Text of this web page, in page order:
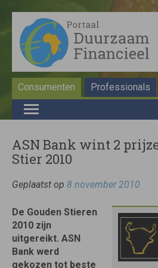
Consumenten Professionals
ASN Bank wint 2
Stier 2010
Geplaatst op 8 november 2010
De Gouden Stieren
2010 zijn
uitgereikt. ASN
Bank werd
gekozen tot beste